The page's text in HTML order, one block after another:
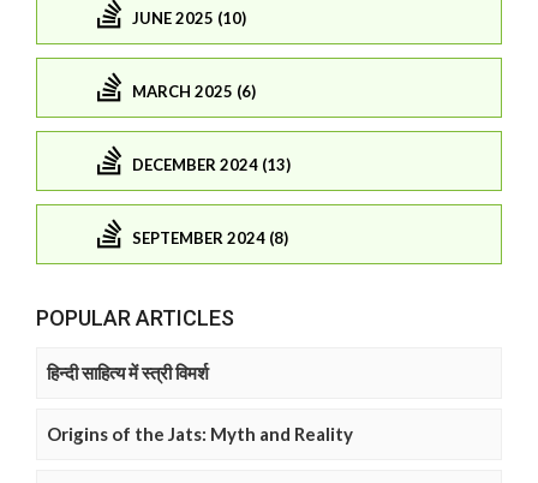
JUNE 2025 (10)
MARCH 2025 (6)
DECEMBER 2024 (13)
SEPTEMBER 2024 (8)
POPULAR ARTICLES
हिन्दी साहित्य में स्त्री विमर्श
Origins of the Jats: Myth and Reality